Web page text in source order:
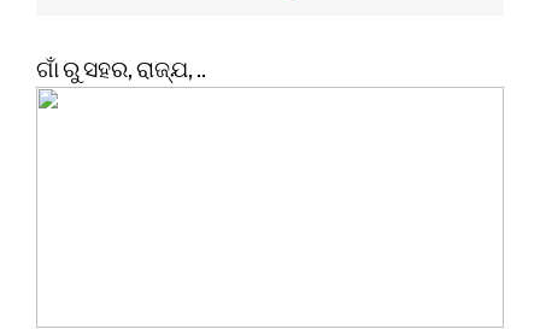
ଗାଁ ରୁ ସହର, ରାଜ୍ଯ, ..